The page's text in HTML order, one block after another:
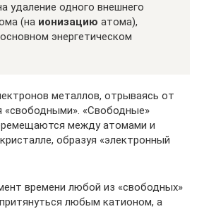
удаление одного внешнего
(на ионизацию атома),
энергетическом
металлов, отрываясь от
«свободными». «Свободные»
между атомами и
образуя «электронный
времени любой из «свободных»
любым катионом, а